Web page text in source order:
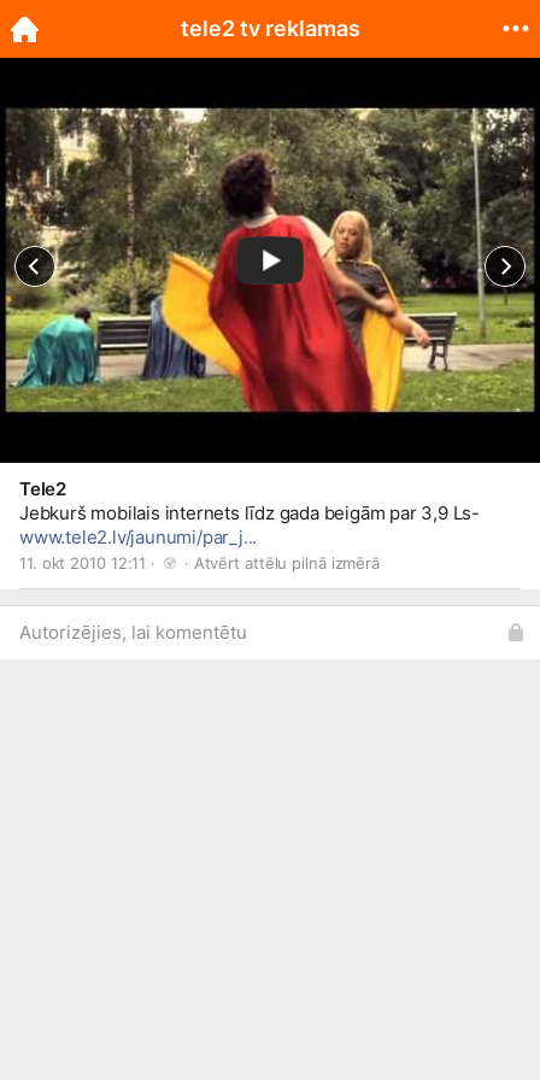
Tele2
Jebkurš mobilais internets līdz gada beigām par 3,9 Ls-
www.tele2.lv/jaunumi/par_j...
11. okt 2010 12:11 · · Atvērt attēlu pilnā izmērā
Autorizējies, lai komentētu
tele2 tv reklamas